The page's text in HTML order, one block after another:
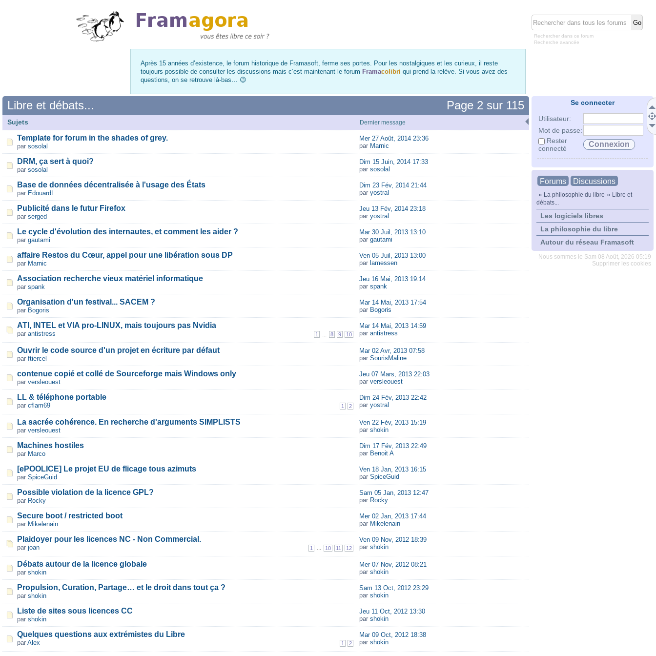
Rechercher dans ce forum
Recherche avancée
Après 15 années d’existence, le forum historique de Framasoft, ferme ses portes. Pour les nostalgiques et les curieux, il reste
toujours possible de consulter les discussions mais c’est maintenant le forum Framacolibri qui prend la relève. Si vous avez des
questions, on se retrouve là-bas… 😉
Se connecter
Utilisateur:
Mot de passe:
Rester
connecté
Forums Discussions
» La philosophie du libre » Libre et
débats...
Les logiciels libres
La philosophie du libre
Autour du réseau Framasoft
Nous sommes le Sam 08 Août, 2026 05:19
Supprimer les cookies
Page 2 sur 115
Libre et débats...
Sujets Dernier message
Template for forum in the shades of grey.
par sosolal
Mer 27 Août, 2014 23:36
par Marnic
DRM, ça sert à quoi?
par sosolal
Dim 15 Juin, 2014 17:33
par sosolal
Base de données décentralisée à l'usage des États
par EdouardL
Dim 23 Fév, 2014 21:44
par yostral
Publicité dans le futur Firefox
par serged
Jeu 13 Fév, 2014 23:18
par yostral
Le cycle d'évolution des internautes, et comment les aider ?
par gautami
Mar 30 Juil, 2013 13:10
par gautami
affaire Restos du Cœur, appel pour une libération sous DP
par Marnic
Ven 05 Juil, 2013 13:00
par lamessen
Association recherche vieux matériel informatique
par spank
Jeu 16 Mai, 2013 19:14
par spank
Organisation d'un festival... SACEM ?
par Bogoris
Mar 14 Mai, 2013 17:54
par Bogoris
ATI, INTEL et VIA pro-LINUX, mais toujours pas Nvidia
1 ... 8 9 10
par antistress
Mar 14 Mai, 2013 14:59
par antistress
Ouvrir le code source d'un projet en écriture par défaut
par ftiercel
Mar 02 Avr, 2013 07:58
par SourisMaline
contenue copié et collé de Sourceforge mais Windows only
par versleouest
Jeu 07 Mars, 2013 22:03
par versleouest
LL & téléphone portable
1 2
par cflam69
Dim 24 Fév, 2013 22:42
par yostral
La sacrée cohérence. En recherche d'arguments SIMPLISTS
par versleouest
Ven 22 Fév, 2013 15:19
par shokin
Machines hostiles
par Marco
Dim 17 Fév, 2013 22:49
par Benoit A
[ePOOLICE] Le projet EU de flicage tous azimuts
par SpiceGuid
Ven 18 Jan, 2013 16:15
par SpiceGuid
Possible violation de la licence GPL?
par Rocky
Sam 05 Jan, 2013 12:47
par Rocky
Secure boot / restricted boot
par Mikelenain
Mer 02 Jan, 2013 17:44
par Mikelenain
Plaidoyer pour les licences NC - Non Commercial.
1 ... 10 11 12
par joan
Ven 09 Nov, 2012 18:39
par shokin
Débats autour de la licence globale
par shokin
Mer 07 Nov, 2012 08:21
par shokin
Propulsion, Curation, Partage… et le droit dans tout ça ?
par shokin
Sam 13 Oct, 2012 23:29
par shokin
Liste de sites sous licences CC
par shokin
Jeu 11 Oct, 2012 13:30
par shokin
Quelques questions aux extrémistes du Libre
1 2
par Alex_
Mar 09 Oct, 2012 18:38
par shokin